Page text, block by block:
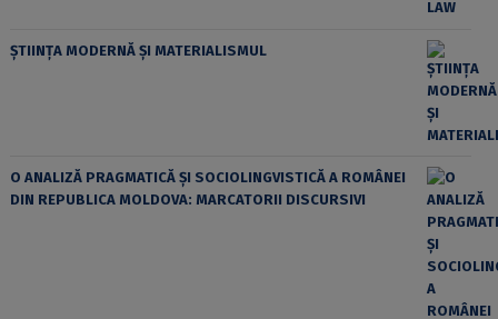
ȘTIINȚA MODERNĂ ȘI MATERIALISMUL
O ANALIZĂ PRAGMATICĂ ȘI SOCIOLINGVISTICĂ A ROMÂNEI
DIN REPUBLICA MOLDOVA: MARCATORII DISCURSIVI